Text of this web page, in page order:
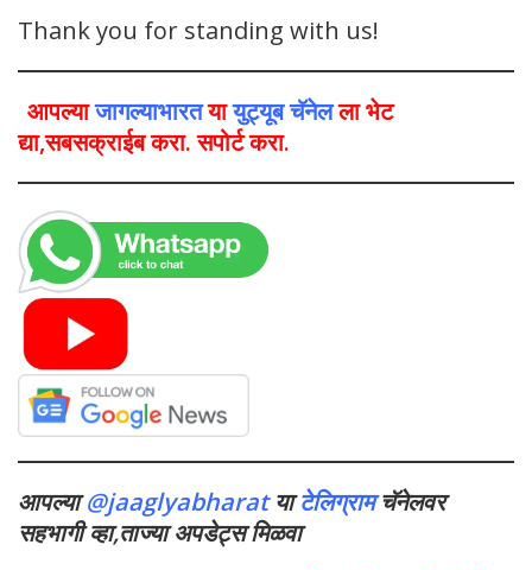
Thank you for standing with us!
आपल्याजागल्याभारतयायुट्यूब चॅनेलला भेट
द्या,सबसक्राईब करा. सपोर्ट करा.
आपल्या@jaaglyabharatयाटेलिग्रामचॅनेलवर
सहभागी व्हा,ताज्या अपडेट्स मिळवा